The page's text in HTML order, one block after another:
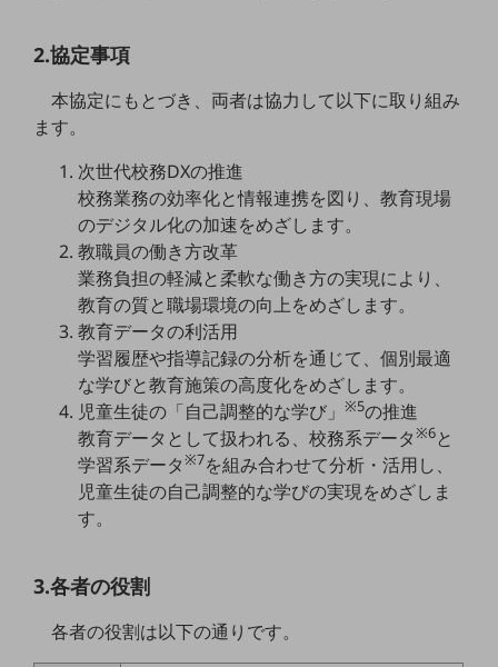
職場環境整備
地域共創・地方創生
セキュリティ対策
顧客体験（CX）改善
自動化・省電化
人材不足解消
業種・業態で探す
業種・業態で探すTOP
モビリティ
製造・建設業
2.協定事項
本協定にもとづき、両者は協力して以下に取り組み
ます。
次世代校務DXの推進
校務業務の効率化と情報連携を図り、教育現場
のデジタル化の加速をめざします。
教職員の働き方改革
業務負担の軽減と柔軟な働き方の実現により、
教育の質と職場環境の向上をめざします。
教育データの利活用
学習履歴や指導記録の分析を通じて、個別最適
な学びと教育施策の高度化をめざします。
児童生徒の「自己調整的な学び」※5の推進
教育データとして扱われる、校務系データ※6と
学習系データ※7を組み合わせて分析・活用し、
児童生徒の自己調整的な学びの実現をめざしま
す。
3.各者の役割
各者の役割は以下の通りです。